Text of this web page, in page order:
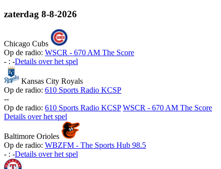
zaterdag 8-8-2026
Chicago Cubs
Op de radio: WSCR - 670 AM The Score
- : -Details over het spel
Kansas City Royals
Op de radio: 610 Sports Radio KCSP
--
Op de radio: 610 Sports Radio KCSP WSCR - 670 AM The Score
Details over het spel
Baltimore Orioles
Op de radio: WBZFM - The Sports Hub 98.5
- : -Details over het spel